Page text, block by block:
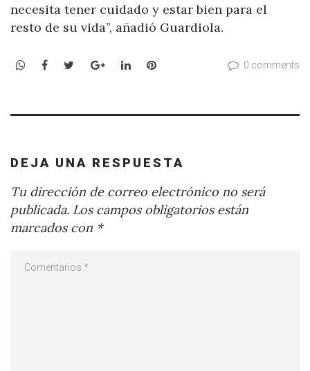
necesita tener cuidado y estar bien para el
resto de su vida”, añadió Guardiola.
WhatsApp
Facebook
TwitterGoogle+LinkedInPinterest 0 comments
DEJA UNA RESPUESTA
Tu dirección de correo electrónico no será
publicada. Los campos obligatorios están
marcados con *